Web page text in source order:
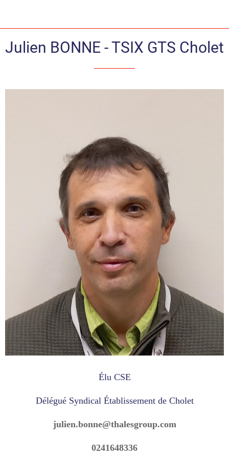
Julien BONNE - TSIX GTS Cholet
Élu CSE
Délégué Syndical Établissement de Cholet
julien.bonne@thalesgroup.com
0241648336